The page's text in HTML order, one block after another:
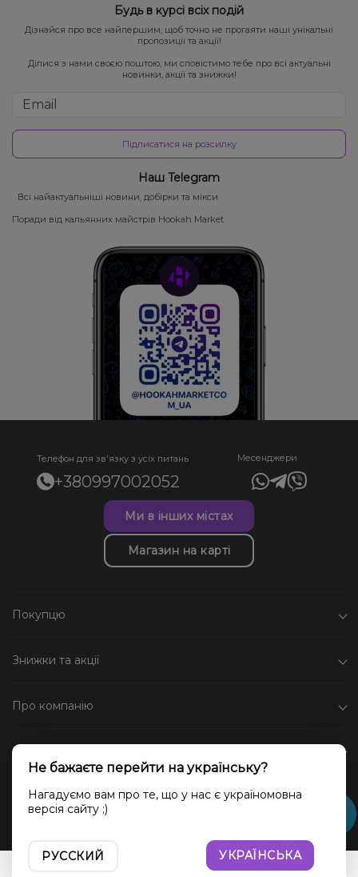
Будь в курсі всіх подій
Дізнайся про все найпершим, щоб точно не прогаяти наші унікальні
пропозиції та акції!
Ділися з нами своєю поштою, ми сповістимо тебе про всі актуальні
новинки, акції та знижки!
Підписатися на розсилку
Наш Telegram
Всі найактуальніші новини, добірки та мікси
Поради від кальянних майстрів Hookah Market
Телефон для зв'язку з усіх питань
+380997002052
Месенджери
Ми в інших містах
Магазин на карті
Покупцю
Знижки та акції
Про компанію
Каталог
Соціальні мережі
Не бажаєте перейти на українську?
Нагадуємо вам про те, що у нас є україномовна
версія сайту ;)
РУССКИЙ УКРАЇНСЬКА